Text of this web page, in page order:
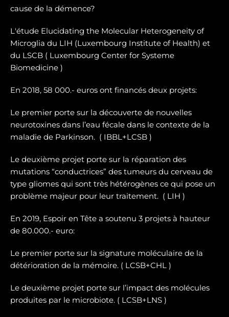
cause de la démence?
L'étude Elucidating the Molecular Heterogeneity of
Microglia du LIH (Luxembourg Institute of Health) et
du LSCB ( Luxembourg Center for Systeme
Biomedicine )
En 2018, 58 000.- euros ont financés deux projets:
Le premier porte sur la découverte de nouvelles
neurotoxines dans l’eau fécale dans le contexte de la
maladie de Parkinson. ( IBBL+LCSB )
Le deuxième projet porte sur la réparation des
mutations “conductrices” des tumeurs du cerveau de
type gliomes qui sont très hétérogènes ce qui pose un
problème majeur pour leur traitement. ( LIH )
En 2019, Espoir en Tête a soutenu 3 projets à hauteur
de 80.000.- euro:
Le premier porte sur la signature moléculaire de la
détérioration de la mémoire. ( LCSB+CHL )
Le deuxième projet porte sur l’impact des molécules
produites par le microbiote. ( LCSB+LNS )